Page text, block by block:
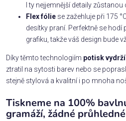
I ty nejjemnější detaily
Flex fólie se zažehluje při 175
desítky praní. Perfektně se hodí
grafiku, takže váš design bude
Díky těmto technologiím potisk vydrží
ztratil na sytosti barev nebo se
stejně stylová a kvalitní i po mnoha
Tiskneme na 100%
gramáží, žádné